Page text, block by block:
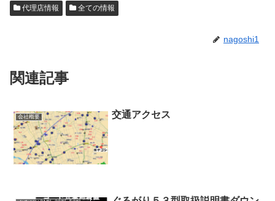
代理店情報 全ての情報
nagoshi1
関連記事
会社概要 交通アクセス